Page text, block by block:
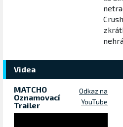
Videa
MATCHO
Oznamovací
Trailer
Odkaz na
YouTube